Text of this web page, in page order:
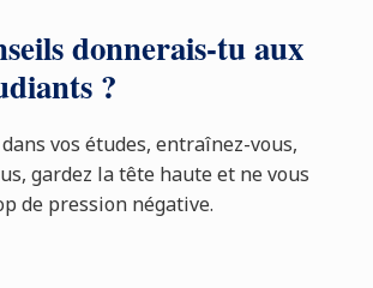
donnerais-tu aux
?
vos études, entraînez-vous,
gardez la tête haute et ne vous
de pression négative.